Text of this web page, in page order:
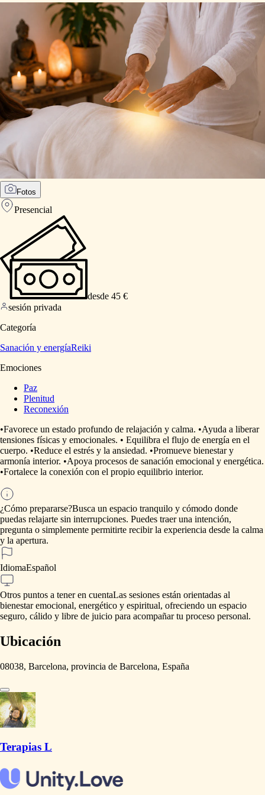
Fotos
Presencial
desde 45 €
sesión privada
Categoría
Sanación y energíaReiki
Emociones
Paz
Plenitud
Reconexión
•Favorece un estado profundo de relajación y calma. •Ayuda a liberar
tensiones físicas y emocionales. • Equilibra el flujo de energía en el
cuerpo. •Reduce el estrés y la ansiedad. •Promueve bienestar y
armonía interior. •Apoya procesos de sanación emocional y energética.
•Fortalece la conexión con el propio equilibrio interior.
¿Cómo prepararse?Busca un espacio tranquilo y cómodo donde
puedas relajarte sin interrupciones. Puedes traer una intención,
pregunta o simplemente permitirte recibir la experiencia desde la calma
y la apertura.
IdiomaEspañol
Otros puntos a tener en cuentaLas sesiones están orientadas al
bienestar emocional, energético y espiritual, ofreciendo un espacio
seguro, cálido y libre de juicio para acompañar tu proceso personal.
Ubicación
08038, Barcelona, provincia de Barcelona, España
Terapias L